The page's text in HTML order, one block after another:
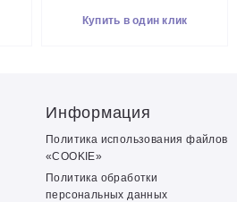
Купить в один клик
Информация
Политика использования файлов
«COOKIE»
Политика обработки
персональных данных